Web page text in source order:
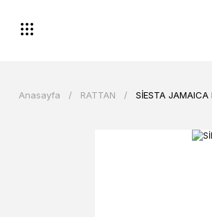
Anasayfa RATTAN SİESTA JAMAICA